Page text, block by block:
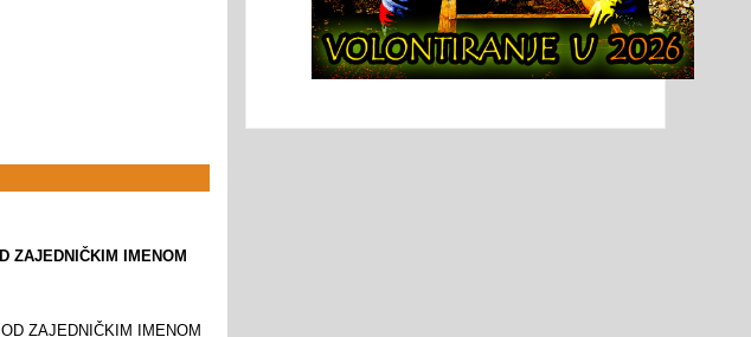
ZAJEDNIČKIM IMENOM